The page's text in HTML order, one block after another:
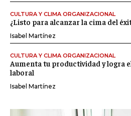
CULTURA Y CLIMA ORGANIZACIONAL
¿Listo para alcanzar la cima del
Isabel Martínez
CULTURA Y CLIMA ORGANIZACIONAL
Aumenta tu productividad y logra
laboral
Isabel Martínez